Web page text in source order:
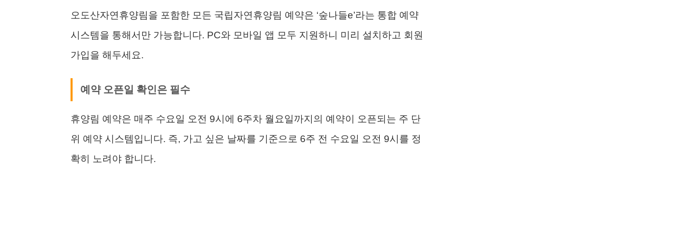
오도산자연휴양림을 포함한 모든 국립자연휴양림 예약은 ‘숲나들e’라는 통합 예약
시스템을 통해서만 가능합니다. PC와 모바일 앱 모두 지원하니 미리 설치하고 회원
가입을 해두세요.
예약 오픈일 확인은 필수
휴양림 예약은 매주 수요일 오전 9시에 6주차 월요일까지의 예약이 오픈되는 주 단
위 예약 시스템입니다. 즉, 가고 싶은 날짜를 기준으로 6주 전 수요일 오전 9시를 정
확히 노려야 합니다.